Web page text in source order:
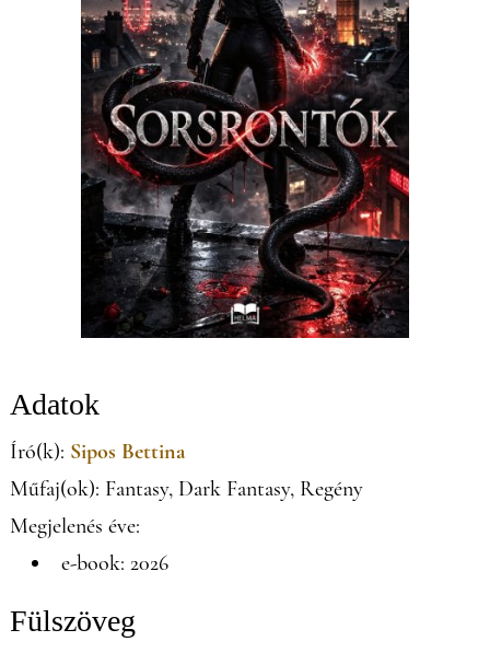
Adatok
Író(k): Sipos Bettina
Műfaj(ok): Fantasy, Dark Fantasy, Regény
Megjelenés éve:
e-book: 2026
Fülszöveg